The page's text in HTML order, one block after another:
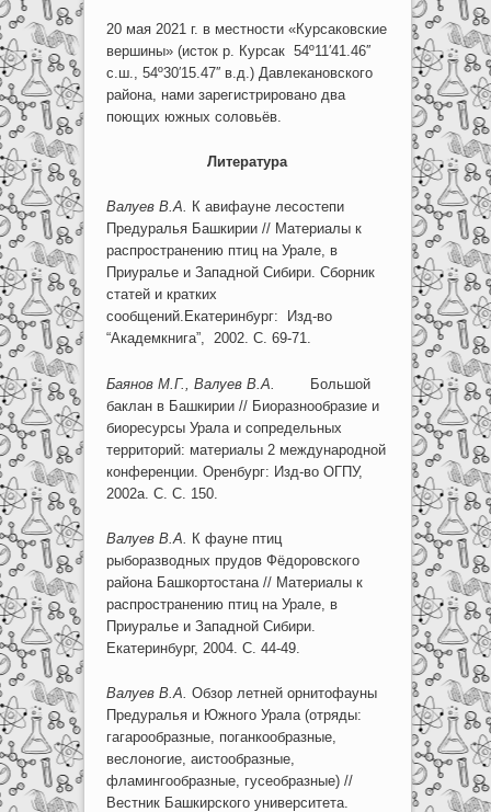
20 мая 2021 г. в местности «Курсаковские
вершины» (исток р. Курсак 54º11′41.46′′
с.ш., 54º30′15.47′′ в.д.) Давлекановского
района, нами зарегистрировано два
поющих южных соловьёв.
Литература
Валуев В.А. К авифауне лесостепи
Предуралья Башкирии // Материалы к
распространению птиц на Урале, в
Приуралье и Западной Сибири. Сборник
статей и кратких
сообщений.Екатеринбург: Изд-во
“Академкнига”, 2002. С. 69-71.
Баянов М.Г., Валуев В.А.
Большой
баклан в Башкирии // Биоразнообразие и
биоресурсы Урала и сопредельных
территорий: материалы 2 международной
конференции. Оренбург: Изд-во ОГПУ,
2002а. С. С. 150.
Валуев В.А.
К фауне птиц
рыборазводных прудов Фёдоровского
района Башкортостана // Материалы к
распространению птиц на Урале, в
Приуралье и Западной Сибири.
Екатеринбург, 2004. С. 44-49.
Валуев В.А. Обзор летней орнитофауны
Предуралья и Южного Урала (отряды:
гагарообразные, поганкообразные,
веслоногие, аистообразные,
фламингообразные, гусеобразные) //
Вестник Башкирского университета.